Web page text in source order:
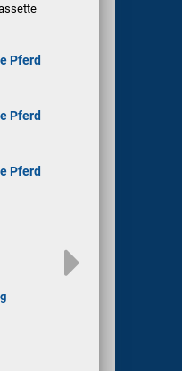
Pferd
Pferd
Pferd